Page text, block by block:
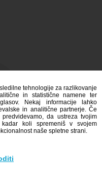
tehnologije za razlikovanje
in statistične namene ter
Nekaj informacije lahko
in analitične partnerje. Če
da ustreza tvojim
kadar koli spremeniš v svojem
naše spletne strani.